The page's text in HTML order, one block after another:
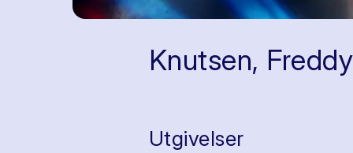
Knutsen, Freddy
Utgivelser